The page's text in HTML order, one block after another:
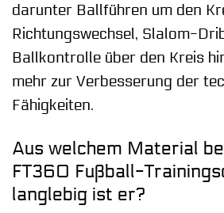
darunter Ballführen um den
Richtungswechsel, Slalom-
Ballkontrolle über den Kreis
mehr zur Verbesserung der
Fähigkeiten.
Aus welchem Material
FT360 Fußball-
langlebig ist er?